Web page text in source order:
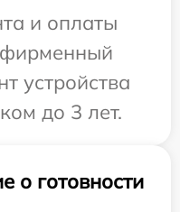
и оплаты
устройства
до 3 лет.
о готовности